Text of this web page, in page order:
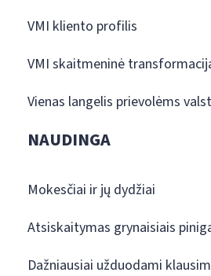
VMI kliento profilis
VMI skaitmeninė
Vienas langelis prievolėms
NAUDINGA
Mokesčiai ir jų dydžiai
Atsiskaitymas grynaisiais
Dažniausiai užduodami